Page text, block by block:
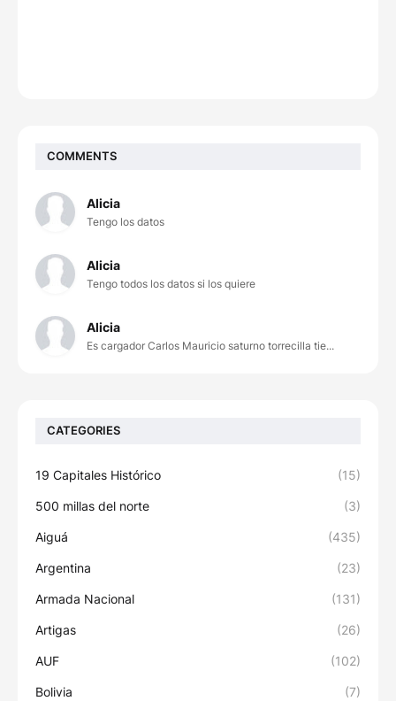
COMMENTS
Alicia
Tengo los datos
Alicia
Tengo todos los datos si los quiere
Alicia
Es cargador Carlos Mauricio saturno torrecilla tie...
CATEGORIES
19 Capitales Histórico (15)
500 millas del norte (3)
Aiguá (435)
Argentina (23)
Armada Nacional (131)
Artigas (26)
AUF (102)
Bolivia (7)